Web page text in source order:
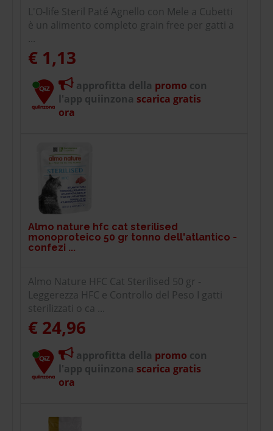
L'O-life Steril Paté Agnello con Mele a Cubetti
è un alimento completo grain free per gatti a
...
€ 1,13
approfitta della promo con
l'app quiinzona scarica gratis
ora
Almo nature hfc cat sterilised
monoproteico 50 gr tonno dell'atlantico -
confezi ...
Almo Nature HFC Cat Sterilised 50 gr -
Leggerezza HFC e Controllo del Peso I gatti
sterilizzati o ca ...
€ 24,96
approfitta della promo con
l'app quiinzona scarica gratis
ora